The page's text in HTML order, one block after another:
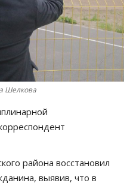
Шелкова
района восстановил
выявив, что в